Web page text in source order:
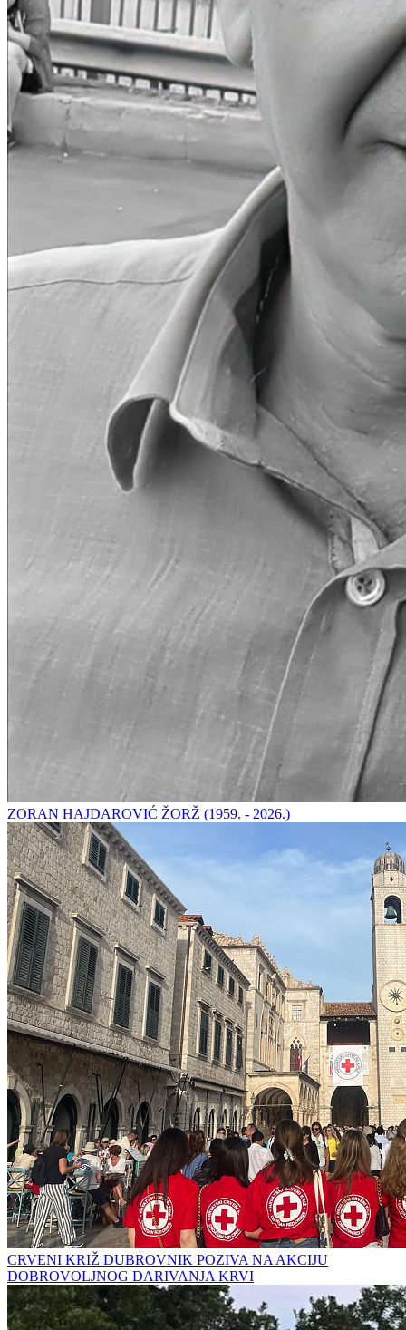
ZORAN HAJDAROVIĆ ŽORŽ (1959. - 2026.)
CRVENI KRIŽ DUBROVNIK POZIVA NA AKCIJU
DOBROVOLJNOG DARIVANJA KRVI